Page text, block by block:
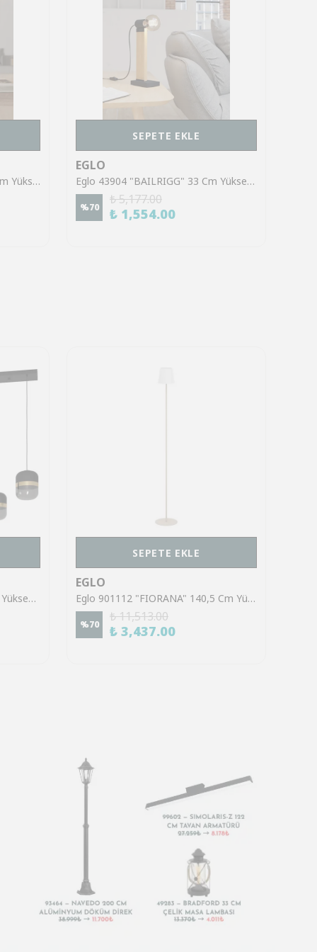
Eglo 390294 "CASTUERA" 47 Cm Yüksekliğinde Çelik Masa Lambası
SEPETE EKLE
EGLO
Eglo 43904 "BAILRIGG" 33 Cm Yüksekliğinde Çelik, Ahşap Masa Lambası
%70
₺ 5,177.00
₺ 1,554.00
Eglo 39921 "SINSIGA" 150 Cm Yüksekliğinde Çelik Siyah Sarkıt Avize
SEPETE EKLE
EGLO
Eglo 901112 "FIORANA" 140,5 Cm Yüksekliğinde Çelik Köşe Lambası Lambader
%70
₺ 11,513.00
₺ 3,437.00